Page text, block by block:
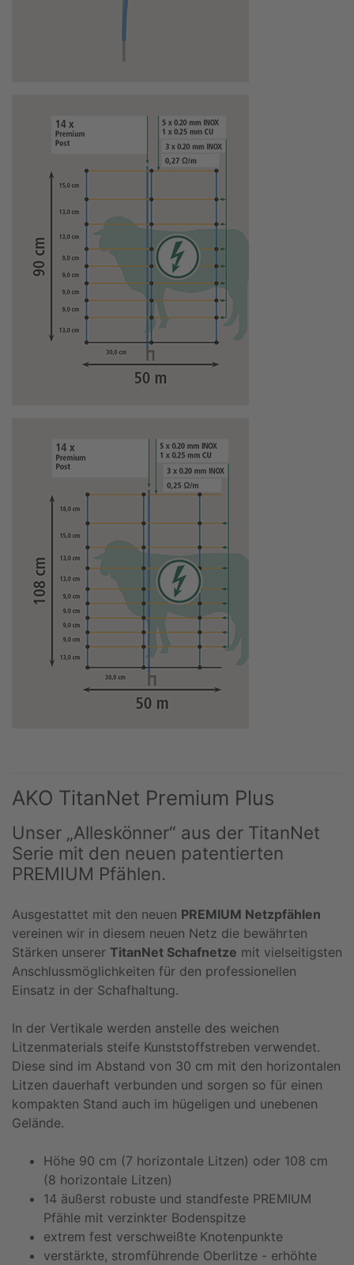
AKO TitanNet Premium Plus
Unser „Alleskönner“ aus der TitanNet
Serie mit den neuen patentierten
PREMIUM Pfählen.
Ausgestattet mit den neuen PREMIUM Netzpfählen
vereinen wir in diesem neuen Netz die bewährten
Stärken unserer TitanNet Schafnetze mit vielseitigsten
Anschlussmöglichkeiten für den professionellen
Einsatz in der Schafhaltung.
In der Vertikale werden anstelle des weichen
Litzenmaterials steife Kunststoffstreben verwendet.
Diese sind im Abstand von 30 cm mit den horizontalen
Litzen dauerhaft verbunden und sorgen so für einen
kompakten Stand auch im hügeligen und unebenen
Gelände.
Höhe 90 cm (7 horizontale Litzen) oder 108 cm
(8 horizontale Litzen)
14 äußerst robuste und standfeste PREMIUM
Pfähle mit verzinkter Bodenspitze
extrem fest verschweißte Knotenpunkte
verstärkte, stromführende Oberlitze - erhöhte